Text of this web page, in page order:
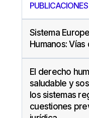
PUBLICACIONES
Sistema
Humanos:
El derecho
saludable y
los sistemas
cuestiones